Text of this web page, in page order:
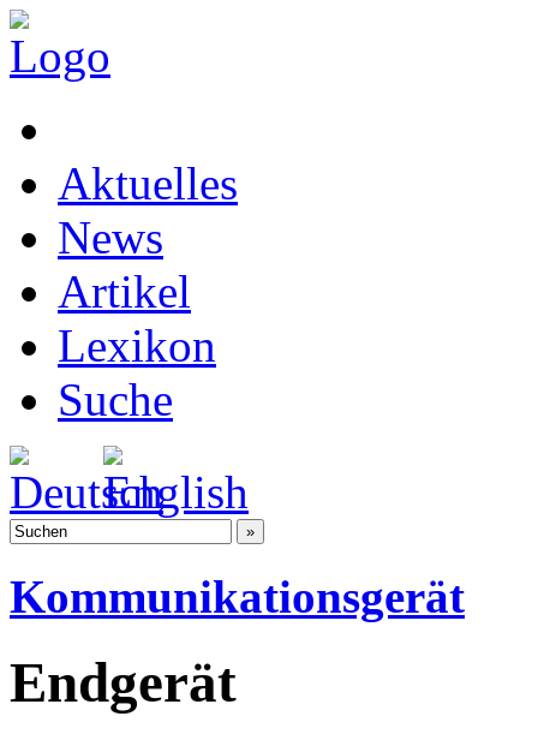
Aktuelles
News
Artikel
Lexikon
Suche
Kommunikationsgerät
Endgerät